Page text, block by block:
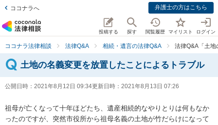
ココナラへ 弁護士の方はこちら
投稿する 探す 閲覧履歴 マイリスト ログイン
ココナラ法律相談 法律Q&A 相続・遺言の法律Q&A 法律Q&A「土
土地の名義変更を放置したことによるトラブル
公開日時： 2021年8月12日 09:34更新日時： 2021年8月13日 07:26
祖母が亡くなって十年ほどたち、遺産相続的なやりとりは何もなか
ったのですが、突然市役所から祖母名義の土地が竹だらけになって